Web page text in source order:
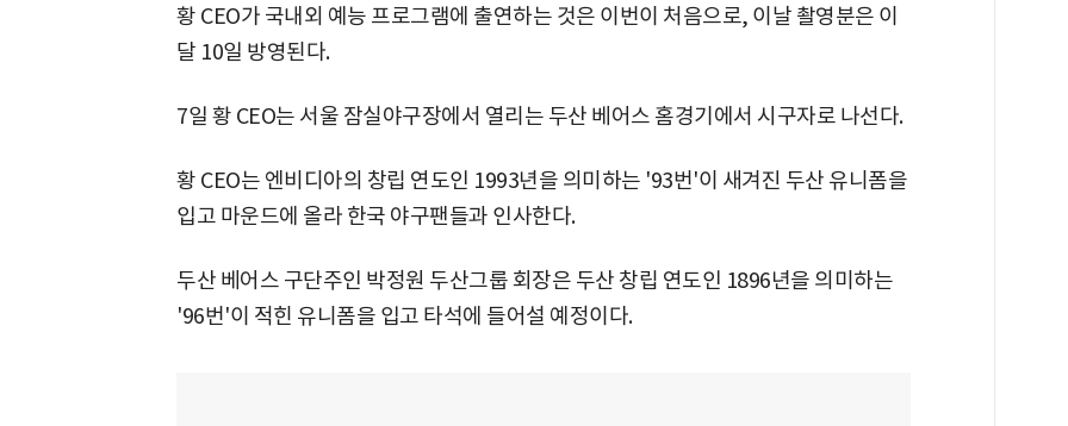
황 CEO가 국내외 예능 프로그램에 출연하는 것은 이번이 처음으로, 이날 촬영분은 이
달 10일 방영된다.
7일 황 CEO는 서울 잠실야구장에서 열리는 두산 베어스 홈경기에서 시구자로 나선다.
황 CEO는 엔비디아의 창립 연도인 1993년을 의미하는 '93번'이 새겨진 두산 유니폼을
입고 마운드에 올라 한국 야구팬들과 인사한다.
두산 베어스 구단주인 박정원 두산그룹 회장은 두산 창립 연도인 1896년을 의미하는
'96번'이 적힌 유니폼을 입고 타석에 들어설 예정이다.